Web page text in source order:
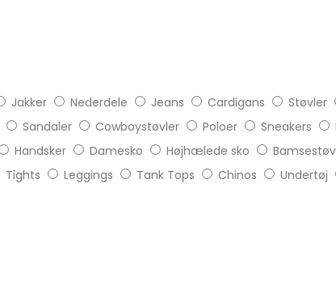
Jakker Nederdele Jeans Cardigans Støvler
Sandaler Cowboystøvler Poloer Sneakers
Handsker Damesko Højhælede sko
Tights Leggings Tank Tops Chinos Undertøj